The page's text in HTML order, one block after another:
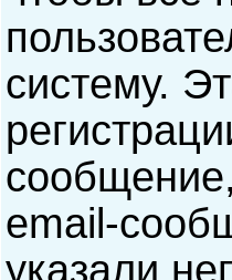
систему.
email-
указали